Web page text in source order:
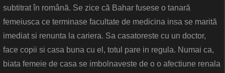
subtitrat în română. Se zice că Bahar fusese o tanară
femeiusca ce terminase facultate de medicina insa se marită
imediat si renunta la cariera. Sa casatoreste cu un doctor,
face copii si casa buna cu el, totul pare in regula. Numai ca,
biata femeie de casa se imbolnaveste de o o afectiune renala